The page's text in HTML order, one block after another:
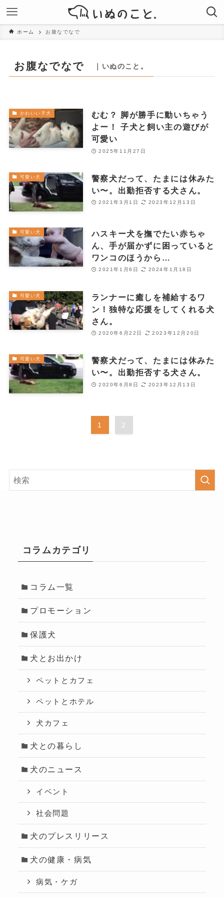
ホーム お腹なでなで
お腹なでなで ｜いぬのこと。
かわいい子犬
むむ？ 脚が勝手に動いちゃう
よー！ 子犬と飼い主の遊びが
可愛い
2025年11月27日
可愛い犬
警察犬だって、たまには休みた
い〜。出勤拒否する犬さん。
2021年3月1日 2023年12月13日
可愛い犬
ハスキー犬を撫でたい赤ちゃ
ん、手が届かずに困っていると
ワンコのほうから…
2021年1月6日 2024年1月18日
可愛い犬
ランナーに癒しを補給するワ
ン！独特な応援をしてくれる犬
さん。
2020年6月22日 2023年12月20日
可愛い犬
警察犬だって、たまには休みた
い〜。出勤拒否する犬さん。
2020年6月8日 2023年12月13日
1 2
コラムカテゴリ
コラム一覧
プロモーション
保護犬
犬とお出かけ
ペットとカフェ
ペットとホテル
犬カフェ
犬との暮らし
犬のニュース
イベント
社会問題
犬のプレスリリース
犬の健康・病気
病気・ケガ